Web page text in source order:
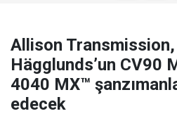
Allison
Hägglunds’un CV90
4040 MX™
edecek